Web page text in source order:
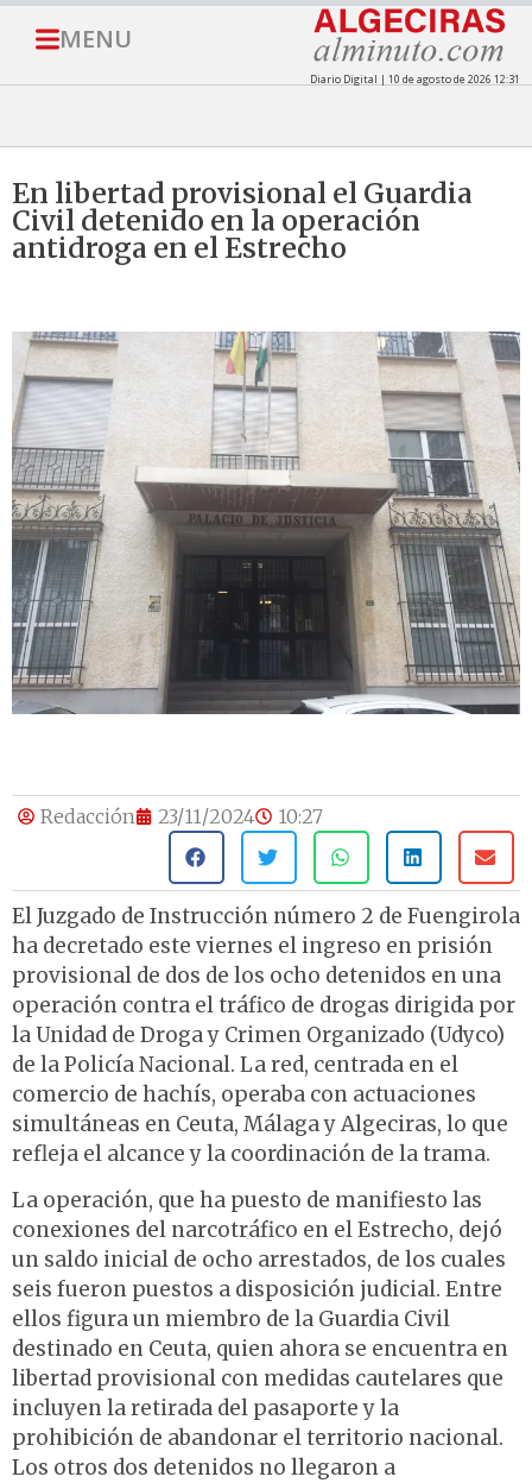
MENU
Diario Digital | 10 de agosto de 2026 12:31
En libertad provisional el Guardia
Civil detenido en la operación
antidroga en el Estrecho
Redacción 23/11/2024 10:27
El Juzgado de Instrucción número 2 de Fuengirola
ha decretado este viernes el ingreso en prisión
provisional de dos de los ocho detenidos en una
operación contra el tráfico de drogas dirigida por
la Unidad de Droga y Crimen Organizado (Udyco)
de la Policía Nacional. La red, centrada en el
comercio de hachís, operaba con actuaciones
simultáneas en Ceuta, Málaga y Algeciras, lo que
refleja el alcance y la coordinación de la trama.
La operación, que ha puesto de manifiesto las
conexiones del narcotráfico en el Estrecho, dejó
un saldo inicial de ocho arrestados, de los cuales
seis fueron puestos a disposición judicial. Entre
ellos figura un miembro de la Guardia Civil
destinado en Ceuta, quien ahora se encuentra en
libertad provisional con medidas cautelares que
incluyen la retirada del pasaporte y la
prohibición de abandonar el territorio nacional.
Los otros dos detenidos no llegaron a